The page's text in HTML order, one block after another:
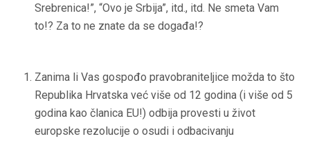
Srebrenica!”, “Ovo je Srbija”, itd., itd. Ne smeta Vam
to!? Za to ne znate da se događa!?
Zanima li Vas gospođo pravobraniteljice možda to što
Republika Hrvatska već više od 12 godina (i više od 5
godina kao članica EU!) odbija provesti u život
europske rezolucije o osudi i odbacivanju